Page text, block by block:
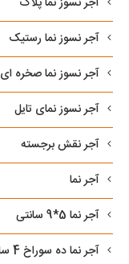
آجر نسوز نما رستیک
آجر نسوز نما صخره ای
آجر نسوز نمای تایل
آجر نقش برجسته
آجر نما
آجر نما 5*9 سانتی
آجر نما ده سوراخ 4 سانتی